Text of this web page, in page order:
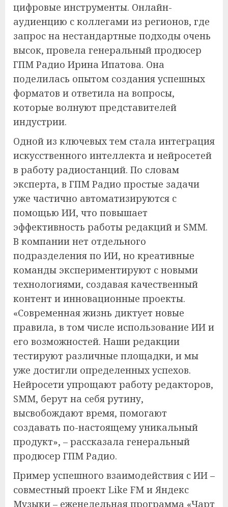
цифровые инструменты. Онлайн-
аудиенцию с коллегами из регионов, где
запрос на нестандартные подходы очень
высок, провела генеральный продюсер
ГПМ Радио Ирина Ипатова. Она
поделилась опытом создания успешных
форматов и ответила на вопросы,
которые волнуют представителей
индустрии.
Одной из ключевых тем стала интеграция
искусственного интеллекта и нейросетей
в работу радиостанций. По словам
эксперта, в ГПМ Радио простые задачи
уже частично автоматизируются с
помощью ИИ, что повышает
эффективность работы редакций и SMM.
В компании нет отдельного
подразделения по ИИ, но креативные
команды экспериментируют с новыми
технологиями, создавая качественный
контент и инновационные проекты.
«Современная жизнь диктует новые
правила, в том числе использование ИИ и
его возможностей. Наши редакции
тестируют различные площадки, и мы
уже достигли определенных успехов.
Нейросети упрощают работу редакторов,
SMM, берут на себя рутину,
высвобождают время, помогают
создавать по-настоящему уникальный
продукт», – рассказала генеральный
продюсер ГПМ Радио.
Пример успешного взаимодействия с ИИ –
совместный проект Like FM и Яндекс
Музыки – еженедельная программа «Чарт